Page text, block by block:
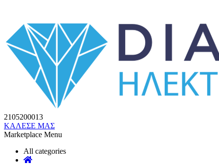
2105200013
ΚΑΛΕΣΕ ΜΑΣ
Marketplace Menu
All categories